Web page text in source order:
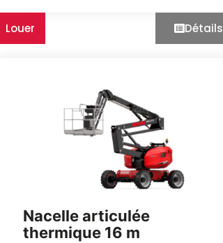
Louer Détails
Nacelle articulée
thermique 16 m